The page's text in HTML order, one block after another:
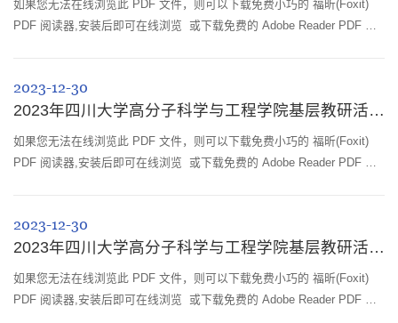
如果您无法在线浏览此 PDF 文件，则可以下载免费小巧的 福昕(Foxit)
PDF 阅读器,安装后即可在线浏览 或下载免费的 Adobe Reader PDF 阅
2023-12-30
2023年四川大学高分子科学与工程学院基层教研活动简报-29
如果您无法在线浏览此 PDF 文件，则可以下载免费小巧的 福昕(Foxit)
PDF 阅读器,安装后即可在线浏览 或下载免费的 Adobe Reader PDF 阅
2023-12-30
2023年四川大学高分子科学与工程学院基层教研活动简报-28
如果您无法在线浏览此 PDF 文件，则可以下载免费小巧的 福昕(Foxit)
PDF 阅读器,安装后即可在线浏览 或下载免费的 Adobe Reader PDF 阅